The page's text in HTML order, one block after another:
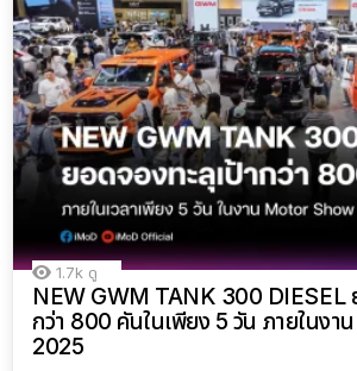
1.7k ดู
NEW GWM TANK 300 DIESEL
กว่า 800 คันในเพียง 5 วัน ภายในง
2025